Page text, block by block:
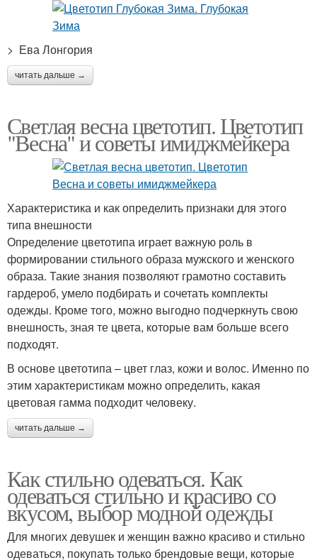
> Ева Лонгория
читать дальше →
Светлая весна цветотип. Цветотип
"Весна" и советы имиджмейкера
Характеристика и как определить признаки для этого
типа внешности
Определение цветотипа играет важную роль в
формировании стильного образа мужского и женского
образа. Такие знания позволяют грамотно составить
гардероб, умело подбирать и сочетать комплекты
одежды. Кроме того, можно выгодно подчеркнуть свою
внешность, зная те цвета, которые вам больше всего
подходят.
В основе цветотипа – цвет глаз, кожи и волос. Именно по
этим характеристикам можно определить, какая
цветовая гамма подходит человеку.
читать дальше →
Как стильно одеваться. Как
одеваться стильно и красиво со
вкусом, выбор модной одежды
Для многих девушек и женщин важно красиво и стильно
одеваться, покупать только брендовые вещи, которые